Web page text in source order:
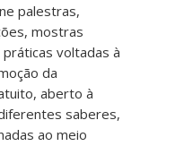
palestras,
mostras
voltadas à
da
aberto à
saberes,
ao meio